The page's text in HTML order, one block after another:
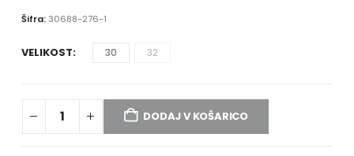
Šifra:30688-276-1
VELIKOST 30 32
DODAJ V KOŠARICO